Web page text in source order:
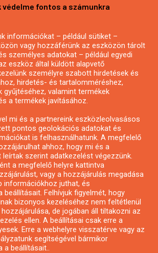
szervezeteknek
vagy hírlevél
védelme fontos a számunkra
információkat – például sütiket –
vagy hozzáférünk az eszközön tárolt
személyes adatokat – például egyedi
eszköz által küldött alapvető
személyre szabott hirdetések és
hirdetés- és tartalomméréshez,
gyűjtéséhez, valamint termékek
a termékek javításához.
mi és a partnereink eszközleolvasásos
pontos geolokációs adatokat és
is felhasználhatunk. A megfelelő
ahhoz, hogy mi és a
szerint adatkezelést végezzünk.
a megfelelő helyre kattintva
vagy a hozzájárulás megadása
információkhoz juthat, és
Felhívjuk figyelmét, hogy
bizonyos kezeléséhez nem feltétlenül
de jogában áll tiltakozni az
ellen. A beállításai csak erre a
Erre a webhelyre visszatérve vagy az
segítségével bármikor
a beállításait..